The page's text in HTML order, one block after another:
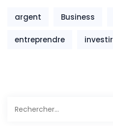
argent Business
entreprendre investir